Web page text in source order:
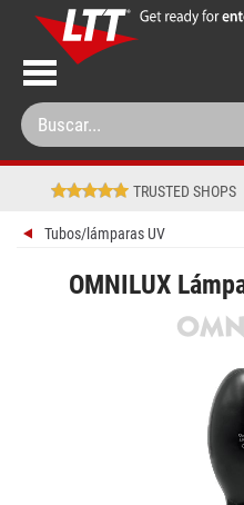
TRUSTED SHOPS
Tubos/lámparas UV
OMNILUX